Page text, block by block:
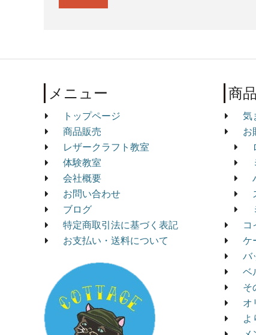
メニュー
トップページ
商品販売
レザークラフト教室
体験教室
会社概要
お問い合わせ
ブログ
特定商取引法に基づく表記
お支払い・送料について
商
気
お
コ
ケ
バ
ベ
そ
オ
よ